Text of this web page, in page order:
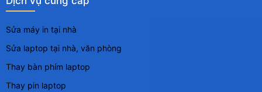
Sửa máy in tại nhà
Sửa laptop tại nhà, văn phòng
Thay bàn phím laptop
Thay pin laptop